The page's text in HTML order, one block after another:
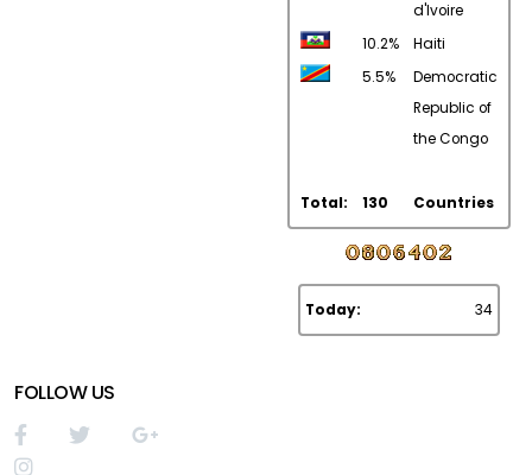
d'Ivoire
10.2%
Haiti
5.5%
Democratic
Republic of
the Congo
Total: 130 Countries
Today: 34
FOLLOW US